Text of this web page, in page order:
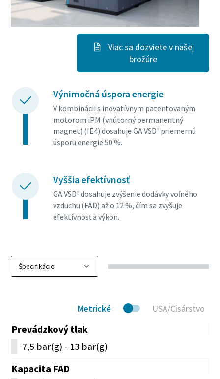
Viac sa dozviete v našej
brožúre
Výnimočná úspora energie
V kombinácii s inovatívnym patentovaným
motorom iPM (vnútorný permanentný
magnet) (IE4) dosahuje GA VSD⁺ priemernú
úsporu energie 50 %.
Vyššia efektívnosť
GA VSD⁺ dosahuje zvýšenie dodávky voľného
vzduchu (FAD) až o 12 %, čím sa zvyšuje
efektívnosť a výkon.
Metrické USA/Cisárstvo
Prevádzkový tlak
7,5 bar(g) - 13 bar(g)
Kapacita FAD